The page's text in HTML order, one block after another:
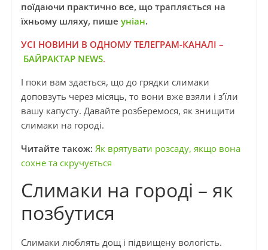
поїдаючи практично все, що трапляється на
їхньому шляху, пише уніан.
УСІ НОВИНИ В ОДНОМУ ТЕЛЕГРАМ-КАНАЛІ –
БАЙРАКТАР NEWS.
І поки вам здається, що до грядки слимаки
доповзуть через місяць, то вони вже взяли і з’їли
вашу капусту. Давайте розберемося, як знищити
слимаки на городі.
Читайте також: Як врятувати розсаду, якщо вона
сохне та скручується
Слимаки на городі – як
позбутися
Слимаки люблять дощ і підвищену вологість.